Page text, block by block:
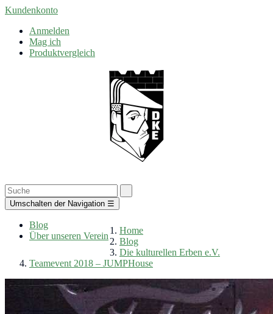
Kundenkonto
Anmelden
Mag ich
Produktvergleich
Umschalten der Navigation ☰
Blog
Über unseren Verein
Home
Blog
Die kulturellen Erben e.V.
Teamevent 2018 – JUMPHouse